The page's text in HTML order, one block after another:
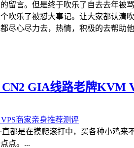
留言。但是终于吹乐了自去去年
吹乐了被怼大事记。让大家都认
尽心尽力去，热情，积极的去帮助
GIA线路老牌KVM
都是在摸爬滚打中，买各种小鸡
点。...